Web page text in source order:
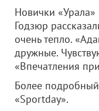
Новички
Годзюр
очень тепло.
дружные.
«Впечатления
Более подробный
«Sportday».